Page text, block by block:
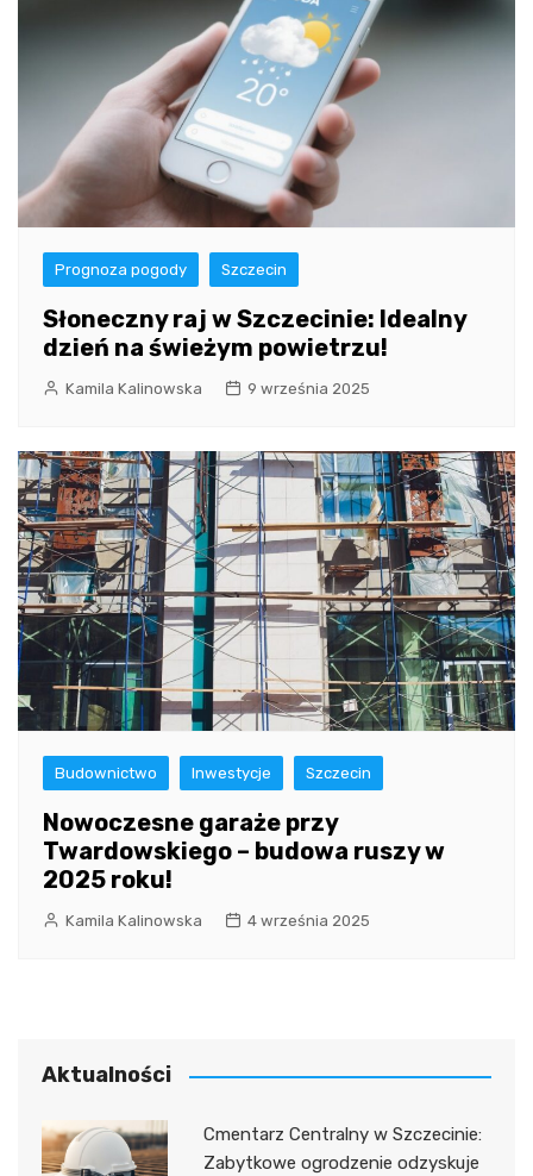
Prognoza pogody Szczecin
Słoneczny raj w Szczecinie: Idealny
dzień na świeżym powietrzu!
Kamila Kalinowska 9 września 2025
Budownictwo Inwestycje Szczecin
Nowoczesne garaże przy
Twardowskiego – budowa ruszy w
2025 roku!
Kamila Kalinowska 4 września 2025
Aktualności
Cmentarz Centralny w Szczecinie:
Zabytkowe ogrodzenie odzyskuje